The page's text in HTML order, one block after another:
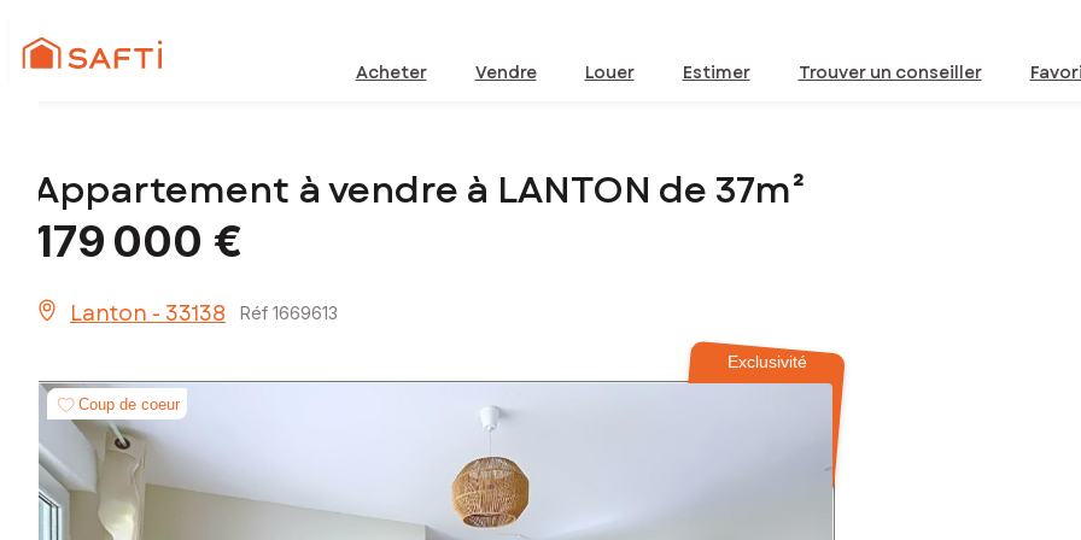
Acheter Vendre Louer Estimer Trouver un conseiller
Appartement à vendre à LANTON de 37m²
179 000 €
Lanton - 33138 Réf 1669613
Exclusivité
Coup de coeur